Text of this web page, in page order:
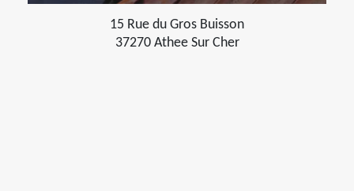
15 Rue du Gros Buisson
37270 Athee Sur Cher